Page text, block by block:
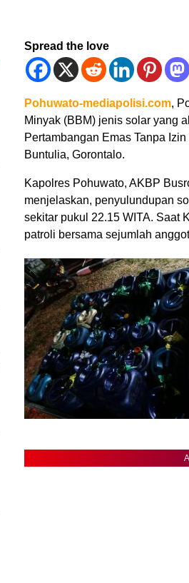
Spread the love
Pohuwato-mediapolisi.com,
Minyak (BBM) jenis solar yang
Pertambangan Emas Tanpa
Buntulia, Gorontalo.
Kapolres Pohuwato, AKBP
menjelaskan, penyulundupan
sekitar pukul 22.15 WITA. Saat
patroli bersama sejumlah